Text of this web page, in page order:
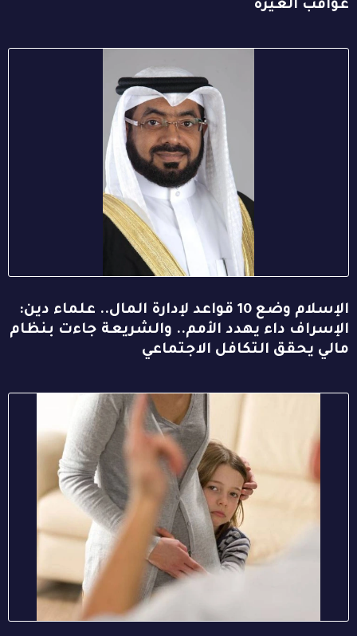
عواقب الغيرة
الإسلام وضع 10 قواعد لإدارة المال.. علماء دين:
الإسراف داء يهدد الأمم.. والشريعة جاءت بنظام
مالي يحقق التكافل الاجتماعي